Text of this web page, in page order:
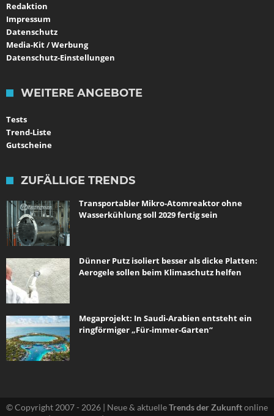
Redaktion
Impressum
Datenschutz
Media-Kit / Werbung
Datenschutz-Einstellungen
WEITERE ANGEBOTE
Tests
Trend-Liste
Gutscheine
ZUFÄLLIGE TRENDS
Transportabler Mikro-Atomreaktor ohne
Wasserkühlung soll 2029 fertig sein
Dünner Putz isoliert besser als dicke Platten:
Aerogele sollen beim Klimaschutz helfen
Megaprojekt: In Saudi-Arabien entsteht ein
ringförmiger „Für-immer-Garten“
© Copyright 2007 - 2026 | Neue & aktuelleTrends der Zukunftonline